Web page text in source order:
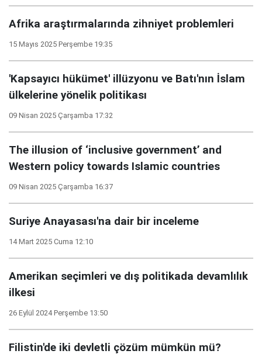
Afrika araştırmalarında zihniyet problemleri
15 Mayıs 2025 Perşembe 19:35
'Kapsayıcı hükümet' illüzyonu ve Batı'nın İslam
ülkelerine yönelik politikası
09 Nisan 2025 Çarşamba 17:32
The illusion of ‘inclusive government’ and
Western policy towards Islamic countries
09 Nisan 2025 Çarşamba 16:37
Suriye Anayasası'na dair bir inceleme
14 Mart 2025 Cuma 12:10
Amerikan seçimleri ve dış politikada devamlılık
ilkesi
26 Eylül 2024 Perşembe 13:50
Filistin'de iki devletli çözüm mümkün mü?